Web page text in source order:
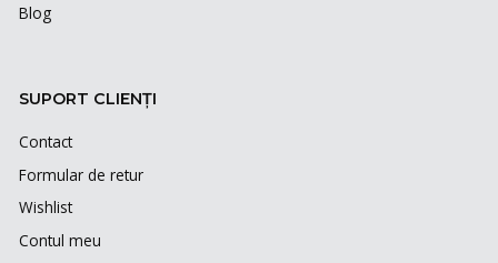
Blog
SUPORT CLIENȚI
Contact
Formular de retur
Wishlist
Contul meu